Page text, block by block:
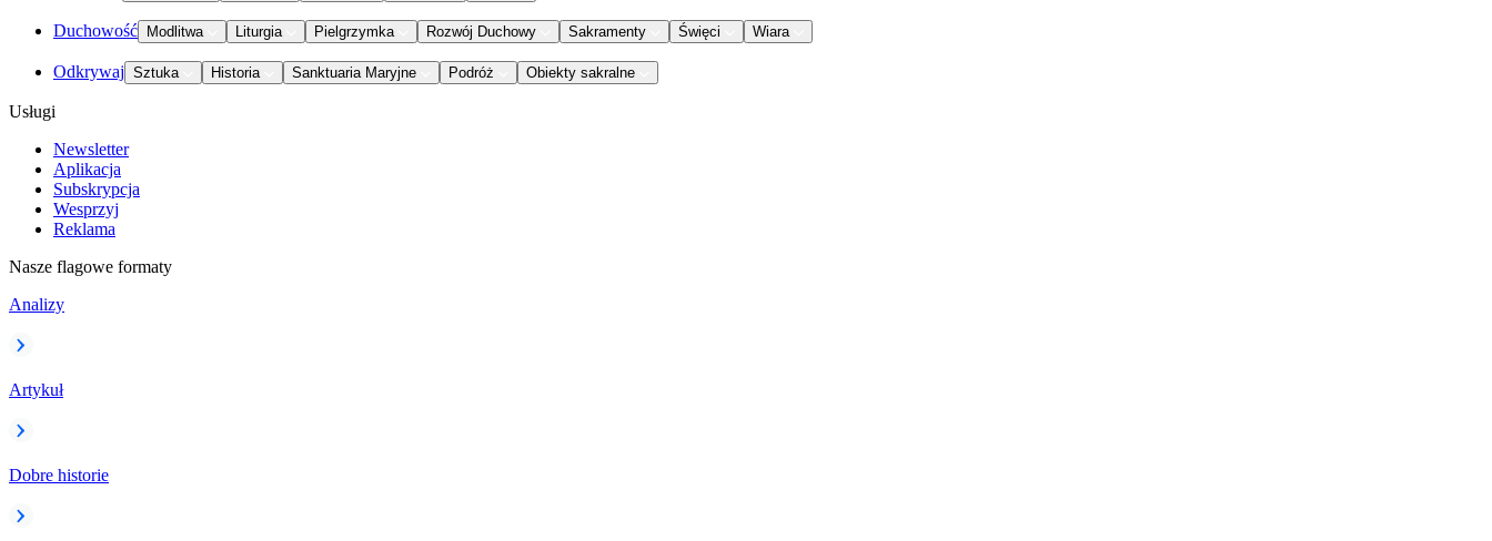
Duchowość Modlitwa Liturgia Pielgrzymka Rozwój Duchowy Sakramenty Święci Wiara
Odkrywaj Sztuka Historia Sanktuaria Maryjne Podróż Obiekty sakralne
Usługi
Newsletter
Aplikacja
Subskrypcja
Wesprzyj
Reklama
Nasze flagowe formaty
Analizy
Artykuł
Dobre historie